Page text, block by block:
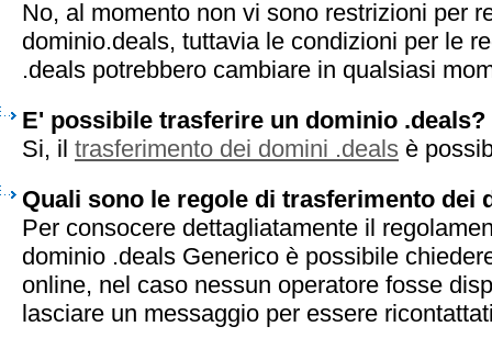
No, al momento non vi sono restrizioni per
dominio.deals, tuttavia le condizioni per le
.deals potrebbero cambiare in qualsiasi
E' possibile trasferire un dominio .deals?
Si, il trasferimento dei domini .deals è
Quali sono le regole di trasferimento dei
Per consocere dettagliatamente il
dominio .deals Generico è possibile
online, nel caso nessun operatore fosse
lasciare un messaggio per essere